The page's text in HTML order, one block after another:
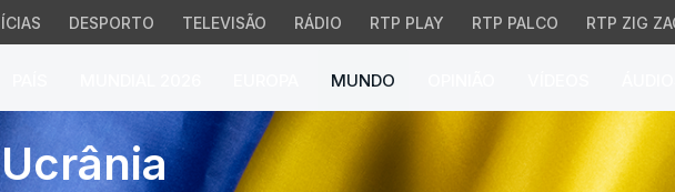
DESPORTO TELEVISÃO RÁDIO RTP PLAY RTP PALCO RTP ZIG
MUNDO
ameaças de Trump. Pelo